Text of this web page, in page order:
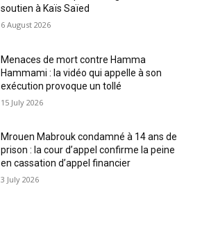
soutien à Kaïs Saïed
6 August 2026
Menaces de mort contre Hamma
Hammami : la vidéo qui appelle à son
exécution provoque un tollé
15 July 2026
Mrouen Mabrouk condamné à 14 ans de
prison : la cour d’appel confirme la peine
en cassation d’appel financier
3 July 2026